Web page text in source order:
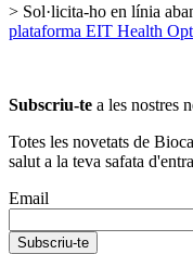
> Sol·licita-ho en línia
plataforma EIT Health
Subscriu-te a les nostres
Totes les novetats de
salut a la teva safata
Email